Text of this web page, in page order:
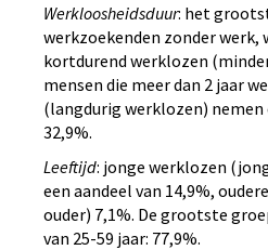
Werkloosheidsduur: het
werkzoekenden zonder
kortdurend werklozen (minder
mensen die meer dan 2 jaar
(langdurig werklozen) nemen
32,9%.
Leeftijd: jonge werklozen
een aandeel van 14,9%,
ouder) 7,1%. De grootste
van 25-59 jaar: 77,9%.